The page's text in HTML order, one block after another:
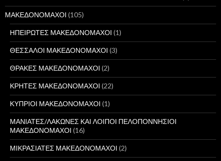
ΜΑΚΕΔΟΝΟΜΑΧΟΙ (105)
ΗΠΕΙΡΩΤΕΣ ΜΑΚΕΔΟΝΟΜΑΧΟΙ (1)
ΘΕΣΣΑΛΟΙ ΜΑΚΕΔΟΝΟΜΑΧΟΙ (3)
ΘΡΑΚΕΣ ΜΑΚΕΔΟΝΟΜΑΧΟΙ (2)
ΚΡΗΤΕΣ ΜΑΚΕΔΟΝΟΜΑΧΟΙ (22)
ΚΥΠΡΙΟΙ ΜΑΚΕΔΟΝΟΜΑΧΟΙ (1)
ΜΑΝΙΑΤΕΣ/ΛΑΚΩΝΕΣ ΚΑΙ ΛΟΙΠΟΙ ΠΕΛΟΠΟΝΝΗΣΙΟΙ
ΜΑΚΕΔΟΝΟΜΑΧΟΙ (16)
ΜΙΚΡΑΣΙΑΤΕΣ ΜΑΚΕΔΟΝΟΜΑΧΟΙ (2)